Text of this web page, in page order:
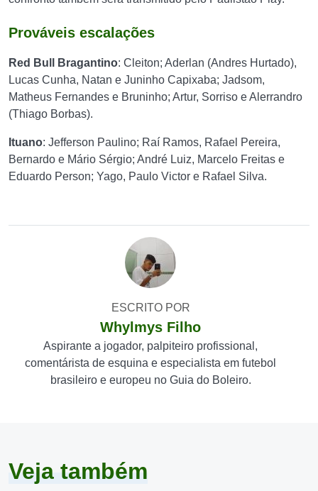
Prováveis escalações
Red Bull Bragantino: Cleiton; Aderlan (Andres Hurtado),
Lucas Cunha, Natan e Juninho Capixaba; Jadsom,
Matheus Fernandes e Bruninho; Artur, Sorriso e Alerrandro
(Thiago Borbas).
Ituano: Jefferson Paulino; Raí Ramos, Rafael Pereira,
Bernardo e Mário Sérgio; André Luiz, Marcelo Freitas e
Eduardo Person; Yago, Paulo Victor e Rafael Silva.
ESCRITO POR
Whylmys Filho
Aspirante a jogador, palpiteiro profissional,
comentárista de esquina e especialista em futebol
brasileiro e europeu no Guia do Boleiro.
Veja também